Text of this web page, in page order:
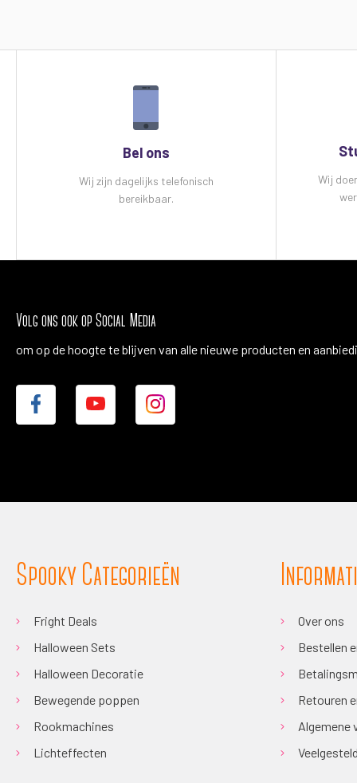
Bel ons
Wij zijn dagelijks telefonisch
bereikbaar.
Wij
Volg ons ook op Social Media
om op de hoogte te blijven van alle nieuwe producten en
Spooky Categorieën
Fright Deals
Halloween Sets
Halloween Decoratie
Bewegende poppen
Rookmachines
Lichteffecten
Over ons
Bestellen
Retouren
Algemene